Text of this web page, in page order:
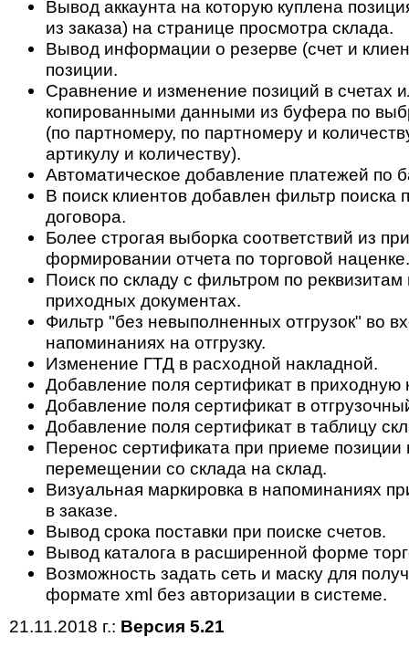
Вывод аккаунта на которую куплена
из заказа) на странице просмотра склада.
Вывод информации о резерве (счет и
позиции.
Сравнение и изменение позиций в счетах
копированными данными из буфера по
(по партномеру, по партномеру и
артикулу и количеству).
Автоматическое добавление платежей по
В поиск клиентов добавлен фильтр поиска
договора.
Более строгая выборка соответствий из
формировании отчета по торговой наценке.
Поиск по складу с фильтром по реквизитам
приходных документах.
Фильтр "без невыполненных отгрузок" во
напоминаниях на отгрузку.
Изменение ГТД в расходной накладной.
Добавление поля сертификат в приходную
Добавление поля сертификат в
Добавление поля сертификат в таблицу
Перенос сертификата при приеме позиции
перемещении со склада на склад.
Визуальная маркировка в напоминаниях
в заказе.
Вывод срока поставки при поиске счетов.
Вывод каталога в расширенной форме
Возможность задать сеть и маску для
формате xml без авторизации в системе.
21.11.2018 г.: Версия 5.21